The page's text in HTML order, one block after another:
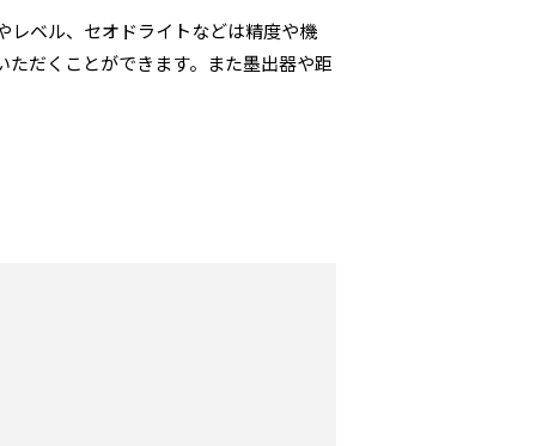
レベル、セオドライトなどは精度や機
だくことができます。また墨出器や距